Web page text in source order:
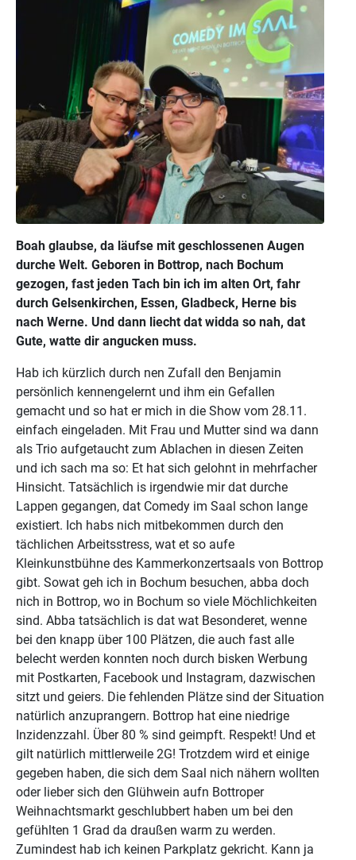
Boah glaubse, da läufse mit geschlossenen Augen
durche Welt. Geboren in Bottrop, nach Bochum
gezogen, fast jeden Tach bin ich im alten Ort, fahr
durch Gelsenkirchen, Essen, Gladbeck, Herne bis
nach Werne. Und dann liecht dat widda so nah, dat
Gute, watte dir angucken muss.
Hab ich kürzlich durch nen Zufall den Benjamin
persönlich kennengelernt und ihm ein Gefallen
gemacht und so hat er mich in die Show vom 28.11.
einfach eingeladen. Mit Frau und Mutter sind wa dann
als Trio aufgetaucht zum Ablachen in diesen Zeiten
und ich sach ma so: Et hat sich gelohnt in mehrfacher
Hinsicht. Tatsächlich is irgendwie mir dat durche
Lappen gegangen, dat Comedy im Saal schon lange
existiert. Ich habs nich mitbekommen durch den
tächlichen Arbeitsstress, wat et so aufe
Kleinkunstbühne des Kammerkonzertsaals von Bottrop
gibt. Sowat geh ich in Bochum besuchen, abba doch
nich in Bottrop, wo in Bochum so viele Möchlichkeiten
sind. Abba tatsächlich is dat wat Besonderet, wenne
bei den knapp über 100 Plätzen, die auch fast alle
belecht werden konnten noch durch bisken Werbung
mit Postkarten, Facebook und Instagram, dazwischen
sitzt und geiers. Die fehlenden Plätze sind der Situation
natürlich anzuprangern. Bottrop hat eine niedrige
Inzidenzzahl. Über 80 % sind geimpft. Respekt! Und et
gilt natürlich mittlerweile 2G! Trotzdem wird et einige
gegeben haben, die sich dem Saal nich nähern wollten
oder lieber sich den Glühwein aufn Bottroper
Weihnachtsmarkt geschlubbert haben um bei den
gefühlten 1 Grad da draußen warm zu werden.
Zumindest hab ich keinen Parkplatz gekricht. Kann ja